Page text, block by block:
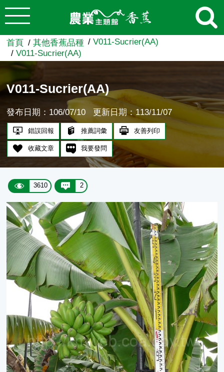
跳到主要內容
農業知識入口網
首頁 其他香蕉品種
V011-Sucrier(AA)
V011-Sucrier(AA)
V011-Sucrier(AA)
發布日期：106/07/10 更新日期：113/11/07
錯誤回報 推薦詞彙 友善列印
收藏文章 我要發問
3610 2